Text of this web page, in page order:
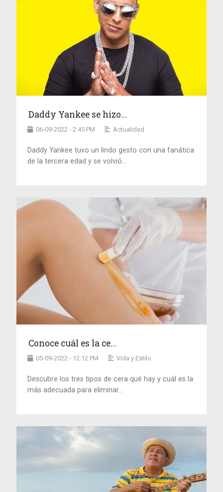
Daddy Yankee se hizo...
06-09-2022 - 2:45 PM Actualidad
Daddy Yankee tuvo un lindo gesto con una fanática
de la tercera edad y se volvió...
Conoce cuál es la ce...
05-09-2022 - 12:12 PM Vida y Estilo
Descubre los tres tipos de cera qué hay y cuál es la
más adecuada para eliminar...